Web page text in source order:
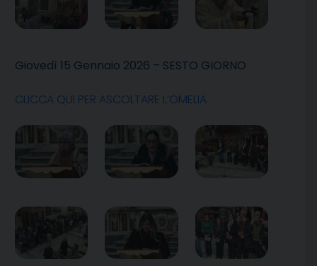
Giovedì 15 Gennaio 2026 – SESTO GIORNO
CLICCA QUI PER ASCOLTARE L’OMELIA